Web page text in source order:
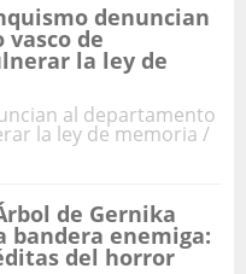
denuncian
de
la ley de
al departamento
la ley de memoria /
de Gernika
bandera enemiga:
del horror